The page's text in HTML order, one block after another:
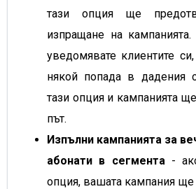
тази опция ще
изпращане на
уведомявате клиентите
някой попада в дадения
тази опция и кампанията
път.
Изпълни кампанията за
абонати в сегмента -
опция, вашата кампания ще